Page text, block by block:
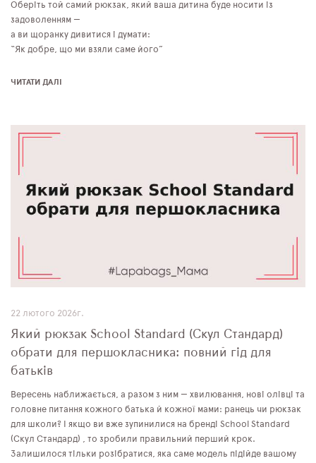
Оберіть той самий рюкзак, який ваша дитина буде носити із
задоволенням —
а ви щоранку дивитися і думати:
“Як добре, що ми взяли саме його”
ЧИТАТИ ДАЛІ
22 лютого 2026г.
Який рюкзак School Standard (Скул Стандард)
обрати для першокласника: повний гід для
батьків
Вересень наближається, а разом з ним — хвилювання, нові олівці та
головне питання кожного батька й кожної мами: ранець чи рюкзак
для школи? І якщо ви вже зупинилися на бренді School Standard
(Скул Стандард) , то зробили правильний перший крок.
Залишилося тільки розібратися, яка саме модель підійде вашому